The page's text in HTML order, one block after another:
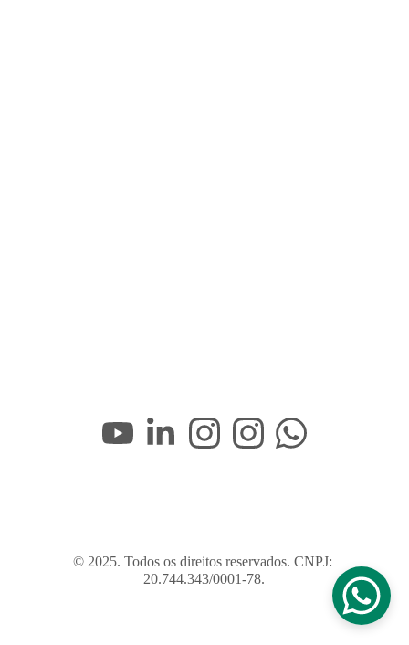
© 2025. Todos os direitos reservados. CNPJ:
20.744.343/0001-78.